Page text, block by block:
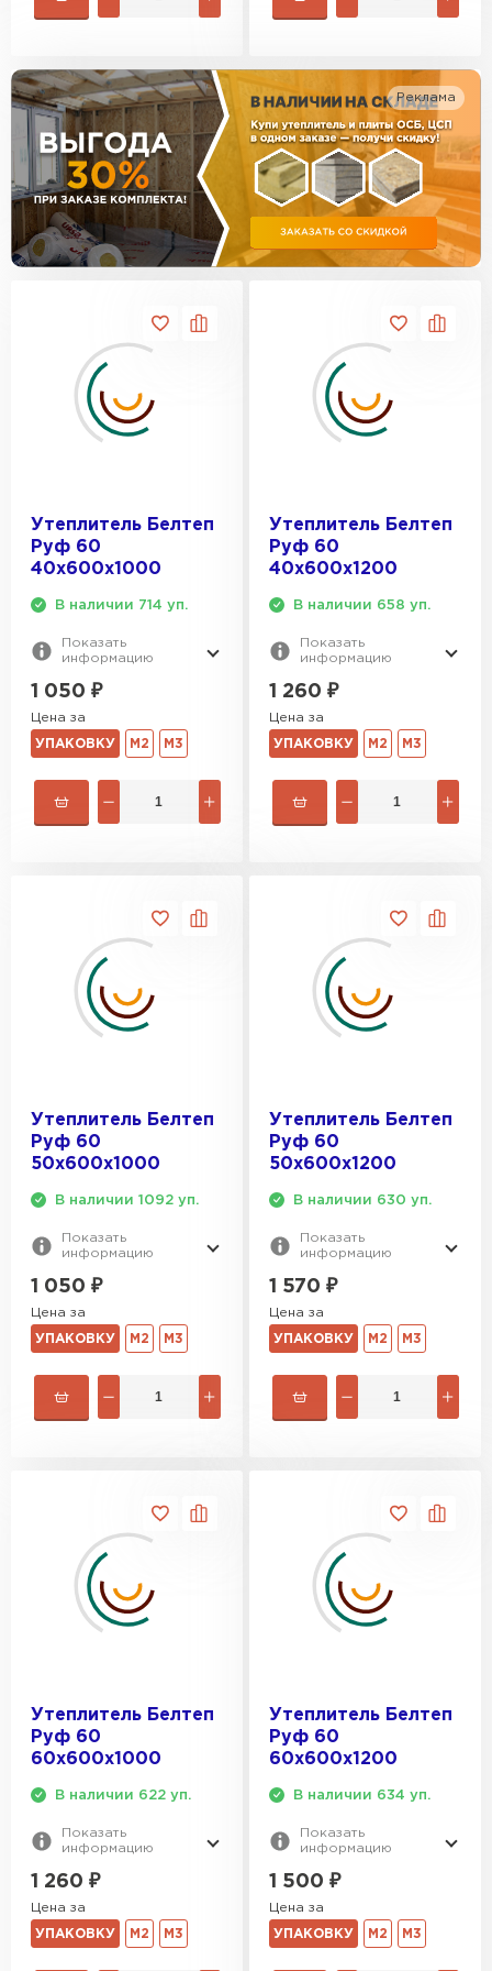
Реклама
Утеплитель Белтеп
Руф 60
40х600х1000
В наличии 714 уп.
Показать
информацию
1 050 ₽
Цена за
УПАКОВКУ М2 М3
Утеплитель Белтеп
Руф 60
40х600х1200
В наличии 658 уп.
Показать
информацию
1 260 ₽
Цена за
УПАКОВКУ М2 М3
Утеплитель Белтеп
Руф 60
50х600х1000
В наличии 1092 уп.
Показать
информацию
1 050 ₽
Цена за
УПАКОВКУ М2 М3
Утеплитель Белтеп
Руф 60
50х600х1200
В наличии 630 уп.
Показать
информацию
1 570 ₽
Цена за
УПАКОВКУ М2 М3
Утеплитель Белтеп
Руф 60
60х600х1000
В наличии 622 уп.
Показать
информацию
1 260 ₽
Цена за
УПАКОВКУ М2 М3
Утеплитель Белтеп
Руф 60
60х600х1200
В наличии 634 уп.
Показать
информацию
1 500 ₽
Цена за
УПАКОВКУ М2 М3
Утеплитель Изотек
Утеплитель Ruspanel
ПЕРЕЙТИ
Утеплитель Hotrock
ПЕРЕЙТИ
Утеплитель Xotpipe
Утеплитель Тимплэкс
Утеплитель Изовол
ПЕРЕЙТИ
Утеплитель Термит
Утеплитель Изомин
ПЕРЕЙТИ
Рулонная кровля Брит
ПЕРЕЙТИ
Утеплитель Penoplex
ПЕРЕЙТИ
Утеплитель Юматекс
Утеплитель Теплекс
Утеплитель Эковер
Утеплитель Белтеп
Утеплитель Термит
Утеплитель Isotec
Утеплитель Ruspanel
Утеплитель Xotpipe
Утеплитель Тимплэкс